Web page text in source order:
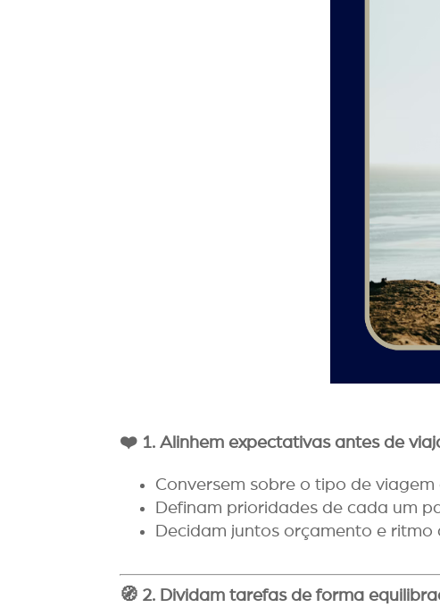
❤️ 1. Alinhem expectativas antes de
Conversem sobre o tipo de
Definam prioridades de cada um
Decidam juntos orçamento e ritmo
🧭 2. Dividam tarefas de forma